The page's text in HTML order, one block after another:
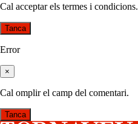
Cal acceptar els termes i condicions.
Tanca
Error
×
Cal omplir el camp del comentari.
Tanca